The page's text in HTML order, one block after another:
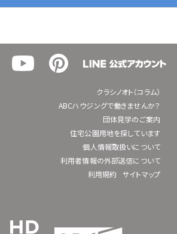
クラシノオト（コラム）
ABCハウジングで働きませんか？
団体見学のご案内
住宅公園用地を探しています
個人情報取扱いについて
利用者情報の外部送信について
利用規約
サイトマップ